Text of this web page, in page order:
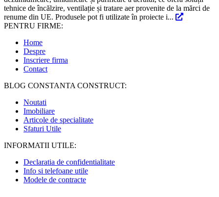
tehnice de încălzire, ventilație și tratare aer provenite de la mărci de
renume din UE. Produsele pot fi utilizate în proiecte i...
PENTRU FIRME:
Home
Despre
Inscriere firma
Contact
BLOG CONSTANTA CONSTRUCT:
Noutati
Imobiliare
Articole de specialitate
Sfaturi Utile
INFORMATII UTILE:
Declaratia de confidentialitate
Info si telefoane utile
Modele de contracte